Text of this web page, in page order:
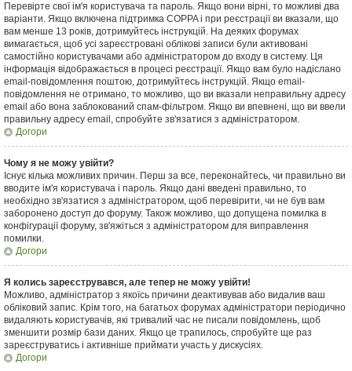
Перевірте свої ім'я користувача та пароль. Якщо вони вірні, то можливі два
варіанти. Якщо включена підтримка COPPA і при реєстрації ви вказали, що
вам менше 13 років, дотримуйтесь інструкцій. На деяких форумах
вимагається, щоб усі зареєстровані облікові записи були активовані
самостійно користувачами або адміністратором до входу в систему. Ця
інформація відображається в процесі реєстрації. Якщо вам було надіслано
email-повідомлення поштою, дотримуйтесь інструкцій. Якщо email-
повідомлення не отримано, то можливо, що ви вказали неправильну адресу
email або вона заблокований спам-фільтром. Якщо ви впевнені, що ви ввели
правильну адресу email, спробуйте зв'язатися з адміністратором.
Догори
Чому я не можу увійти?
Існує кілька можливих причин. Перш за все, переконайтесь, чи правильно ви
вводите ім'я користувача і пароль. Якщо дані введені правильно, то
необхідно зв'язатися з адміністратором, щоб перевірити, чи не був вам
заборонено доступ до форуму. Також можливо, що допущена помилка в
конфігурації форуму, зв'яжіться з адміністратором для виправлення
помилки.
Догори
Я колись зареєструвався, але тепер не можу увійти!
Можливо, адміністратор з якоїсь причини деактивував або видалив ваш
обліковий запис. Крім того, на багатьох форумах адміністратори періодично
видаляють користувачів, які тривалий час не писали повідомлень, щоб
зменшити розмір бази даних. Якщо це трапилось, спробуйте ще раз
зареєструватись і активніше приймати участь у дискусіях.
Догори